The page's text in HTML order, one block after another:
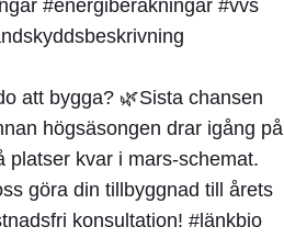
att bygga? 🌿Sista chansen
högsäsongen drar igång på
platser kvar i mars-schemat.
göra din tillbyggnad till årets
konsultation! #länkbio